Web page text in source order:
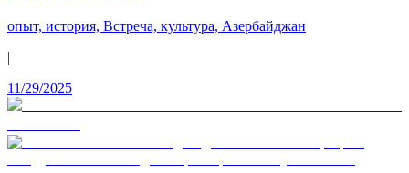
опыт, история, Встреча, культура, Азербайджан
|
11/29/2025